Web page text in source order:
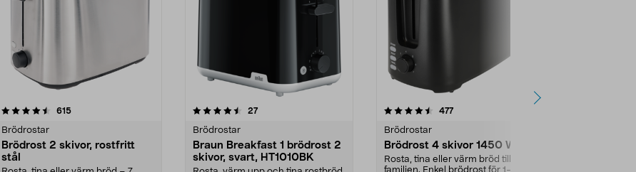
615recensioner
Brödrostar
Brödrost 2 skivor, rostfritt
stål
4.5 av 5 stjärnor 27recensioner
Brödrostar
Braun Breakfast 1 brödrost 2
skivor, svart, HT1010BK
4.5 av 5 stjärnor 477recensioner
Brödrostar
Brödrost 4 skivor 1450 W
Rosta, tina eller värm bröd till hela
familjen. Enkel brödrost för 1–4
4.5 av 5 stjärnor